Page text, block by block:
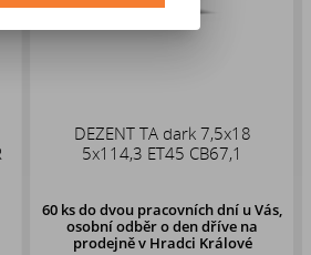
DEZENT TA dark 7,5x18
5x114,3 ET45 CB67,1
60 ksdo dvou pracovních dní u Vás,
osobní odběr o den dříve na
prodejně v Hradci Králové